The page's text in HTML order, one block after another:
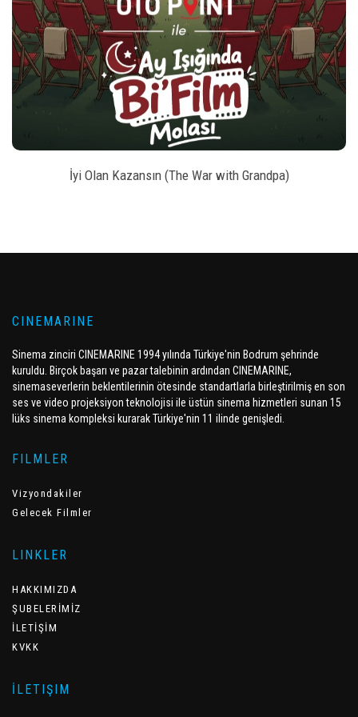
style BILET SATIN AL
İyi Olan Kazansın (The War with Grandpa)
CINEMARINE
Sinema zinciri CINEMARINE 1994 yılında Türkiye'nin Bodrum şehrinde
kuruldu. Birçok başarı ve pazar talebinin ardından CINEMARINE,
sinemaseverlerin beklentilerinin ötesinde standartlarla birleştirilmiş en son
ses ve video projeksiyon teknolojisi ile üstün sinema hizmetleri sunan 15
lüks sinema kompleksi kurarak Türkiye'nin 11 ilinde genişledi.
FILMLER
Vizyondakiler
Gelecek Filmler
LINKLER
HAKKIMIZDA
ŞUBELERİMİZ
İLETİŞİM
KVKK
İLETIŞIM